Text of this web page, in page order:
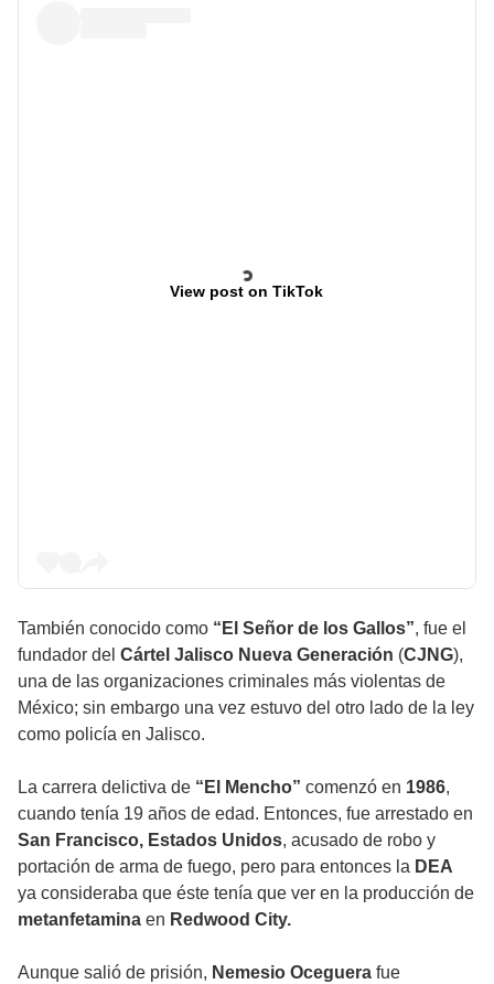
View post on TikTok
También conocido como “El Señor de los Gallos”, fue el
fundador del Cártel Jalisco Nueva Generación (CJNG),
una de las organizaciones criminales más violentas de
México; sin embargo una vez estuvo del otro lado de la ley
como policía en Jalisco.
La carrera delictiva de “El Mencho” comenzó en 1986,
cuando tenía 19 años de edad. Entonces, fue arrestado en
San Francisco, Estados Unidos, acusado de robo y
portación de arma de fuego, pero para entonces la DEA
ya consideraba que éste tenía que ver en la producción de
metanfetamina en Redwood City.
Aunque salió de prisión, Nemesio Oceguera fue